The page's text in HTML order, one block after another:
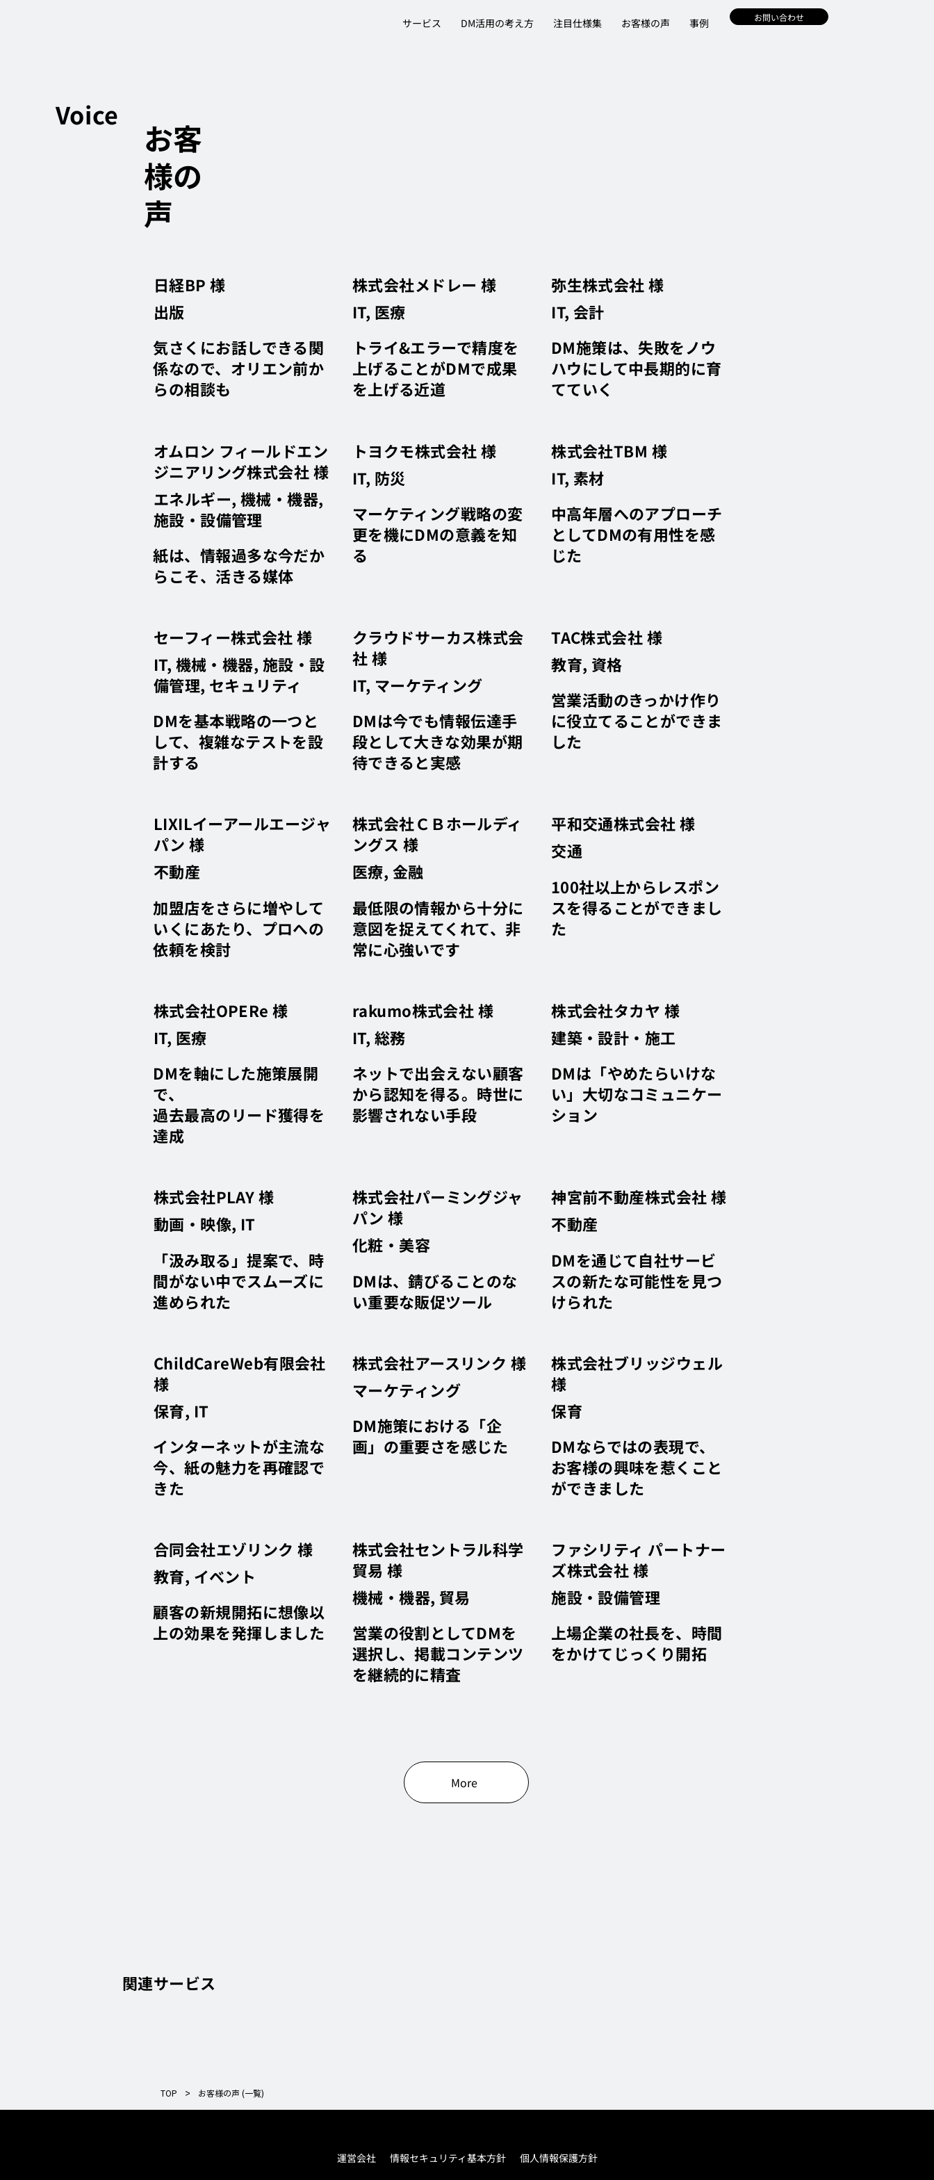
サービス DM活用の考え方 注目仕様集 お客様の声 事例 お問い合わせ
Voice
お客
様の
声
日経BP 様
出版
気さくにお話しできる関
係なので、オリエン前か
らの相談も
株式会社メドレー 様
IT, 医療
トライ&エラーで精度を
上げることがDMで成果
を上げる近道
弥生株式会社 様
IT, 会計
DM施策は、失敗をノウ
ハウにして中長期的に育
てていく
オムロン フィールドエン
ジニアリング株式会社 様
エネルギー, 機械・機器,
施設・設備管理
紙は、情報過多な今だか
らこそ、活きる媒体
トヨクモ株式会社 様
IT, 防災
マーケティング戦略の変
更を機にDMの意義を知
る
株式会社TBM 様
IT, 素材
中高年層へのアプローチ
としてDMの有用性を感
じた
セーフィー株式会社 様
IT, 機械・機器, 施設・設
備管理, セキュリティ
DMを基本戦略の一つと
して、複雑なテストを設
計する
クラウドサーカス株式会
社 様
IT, マーケティング
DMは今でも情報伝達手
段として大きな効果が期
待できると実感
TAC株式会社 様
教育, 資格
営業活動のきっかけ作り
に役立てることができま
した
LIXILイーアールエージャ
パン 様
不動産
加盟店をさらに増やして
いくにあたり、プロへの
依頼を検討
株式会社ＣＢホールディ
ングス 様
医療, 金融
最低限の情報から十分に
意図を捉えてくれて、非
常に心強いです
平和交通株式会社 様
交通
100社以上からレスポン
スを得ることができまし
た
株式会社OPERe 様
IT, 医療
DMを軸にした施策展開
で、
過去最高のリード獲得を
達成
rakumo株式会社 様
IT, 総務
ネットで出会えない顧客
から認知を得る。時世に
影響されない手段
株式会社タカヤ 様
建築・設計・施工
DMは「やめたらいけな
い」大切なコミュニケー
ション
株式会社PLAY 様
動画・映像, IT
「汲み取る」提案で、時
間がない中でスムーズに
進められた
株式会社パーミングジャ
パン 様
化粧・美容
DMは、錆びることのな
い重要な販促ツール
神宮前不動産株式会社 様
不動産
DMを通じて自社サービ
スの新たな可能性を見つ
けられた
ChildCareWeb有限会社
様
保育, IT
インターネットが主流な
今、紙の魅力を再確認で
きた
株式会社アースリンク 様
マーケティング
DM施策における「企
画」の重要さを感じた
株式会社ブリッジウェル
様
保育
DMならではの表現で、
お客様の興味を惹くこと
ができました
合同会社エゾリンク 様
教育, イベント
顧客の新規開拓に想像以
上の効果を発揮しました
株式会社セントラル科学
貿易 様
機械・機器, 貿易
営業の役割としてDMを
選択し、掲載コンテンツ
を継続的に精査
ファシリティ パートナー
ズ株式会社 様
施設・設備管理
上場企業の社長を、時間
をかけてじっくり開拓
More
関連サービス
TOP > お客様の声 (一覧)
運営会社 情報セキュリティ基本方針 個人情報保護方針